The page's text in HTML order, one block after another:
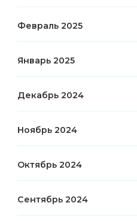
Февраль 2025
Январь 2025
Декабрь 2024
Ноябрь 2024
Октябрь 2024
Сентябрь 2024